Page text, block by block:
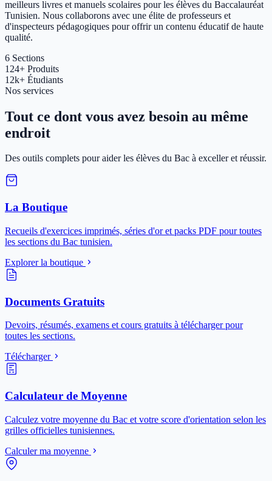
meilleurs livres et manuels scolaires pour les élèves du Baccalauréat
Tunisien. Nous collaborons avec une élite de professeurs et
d'inspecteurs pédagogiques pour offrir un contenu éducatif de haute
qualité.
6 Sections
124+ Produits
12k+ Étudiants
Nos services
Tout ce dont vous avez besoin au même
endroit
Des outils complets pour aider les élèves du Bac à exceller et réussir.
La Boutique
Recueils d'exercices imprimés, séries d'or et packs PDF pour toutes
les sections du Bac tunisien.
Explorer la boutique
Documents Gratuits
Devoirs, résumés, examens et cours gratuits à télécharger pour
toutes les sections.
Télécharger
Calculateur de Moyenne
Calculez votre moyenne du Bac et votre score d'orientation selon les
grilles officielles tunisiennes.
Calculer ma moyenne